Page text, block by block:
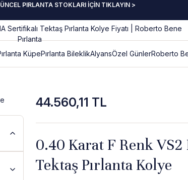
PIRLANTA STOKLARI İÇİN TIKLAYIN >
KüpePırlanta BileklikAlyansÖzel GünlerRoberto
44.560,11 TL
0.40 Karat F Renk
Tektaş Pırlanta Kolye